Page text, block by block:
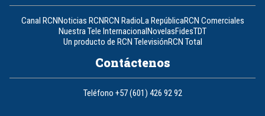
Canal RCNNoticias RCNRCN RadioLa RepúblicaRCN Comerciales
Nuestra Tele InternacionalNovelasFidesTDT
Un producto de RCN TelevisiónRCN Total
Contáctenos
Teléfono +57 (601) 426 92 92